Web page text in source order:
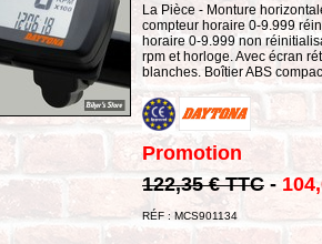
La Pièce - Monture
compteur horaire 0-9.999
horaire 0-9.999 non
rpm et horloge. Avec écran
blanches. Boîtier ABS
Promotion
122,35 € TTC -
RÉF : MCS901134